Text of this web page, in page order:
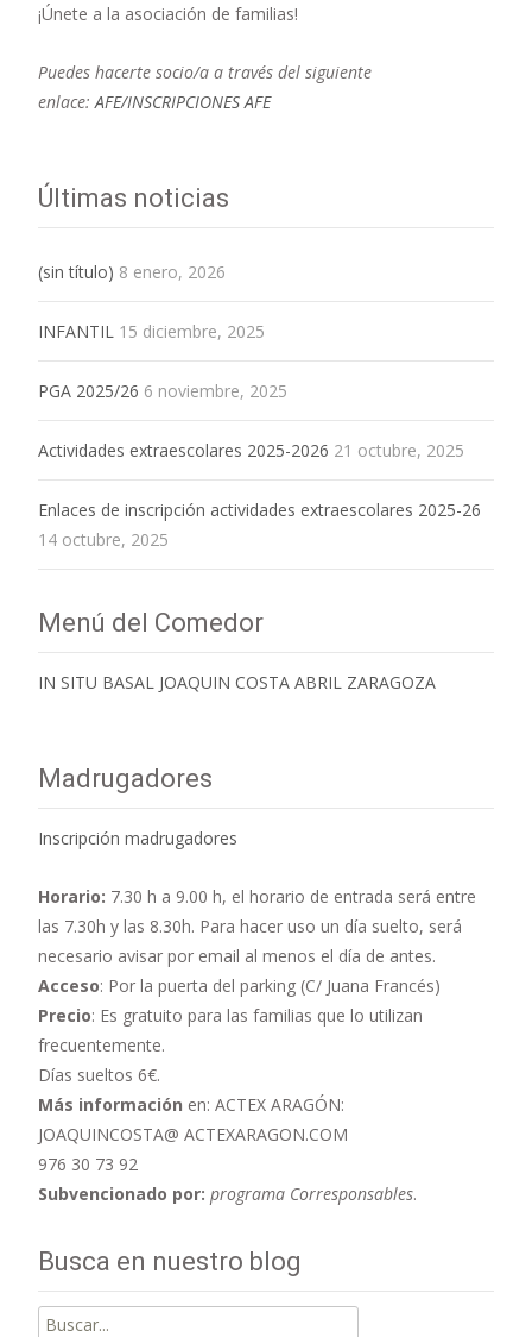
¡Únete a la asociación de familias!
Puedes hacerte socio/a a través del siguiente
enlace:AFE/INSCRIPCIONES AFE
Últimas noticias
(sin título) 8 enero, 2026
INFANTIL 15 diciembre, 2025
PGA 2025/26 6 noviembre, 2025
Actividades extraescolares 2025-2026 21 octubre, 2025
Enlaces de inscripción actividades extraescolares 2025-26
14 octubre, 2025
Menú del Comedor
IN SITU BASAL JOAQUIN COSTA ABRIL ZARAGOZA
Madrugadores
Inscripción madrugadores
Horario: 7.30 h a 9.00 h, el horario de entrada será entre
las 7.30h y las 8.30h. Para hacer uso un día suelto, será
necesario avisar por email al menos el día de antes.
Acceso: Por la puerta del parking (C/ Juana Francés)
Precio: Es gratuito para las familias que lo utilizan
frecuentemente.
Días sueltos 6€.
Más información en: ACTEX ARAGÓN:
JOAQUINCOSTA@ ACTEXARAGON.COM
976 30 73 92
Subvencionado por: programa Corresponsables.
Busca en nuestro blog
Buscar